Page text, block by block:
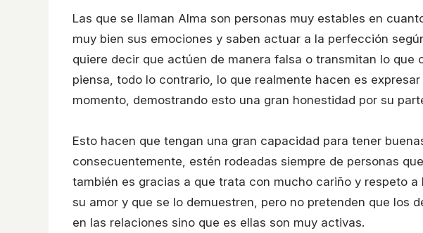
Las que se llaman Alma son personas muy estables en
muy bien sus emociones y saben actuar a la perfección
quiere decir que actúen de manera falsa o transmitan lo que
piensa, todo lo contrario, lo que realmente hacen es
momento, demostrando esto una gran honestidad por su
Esto hacen que tengan una gran capacidad para tener
consecuentemente, estén rodeadas siempre de personas
también es gracias a que trata con mucho cariño y respeto
su amor y que se lo demuestren, pero no pretenden que los
en las relaciones sino que es ellas son muy activas.